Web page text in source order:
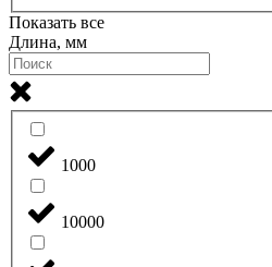
Показать все
Длина, мм
1000
10000